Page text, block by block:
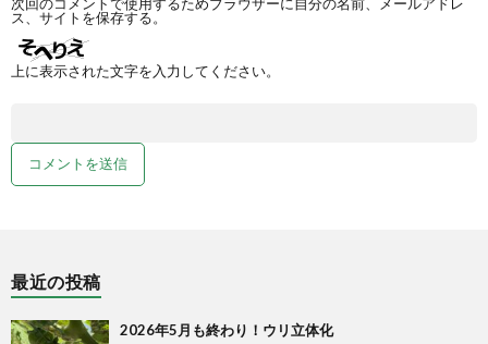
次回のコメントで使用するためブラウザーに自分の名前、メールアドレ
ス、サイトを保存する。
上に表示された文字を入力してください。
最近の投稿
2026年5月も終わり！ウリ立体化